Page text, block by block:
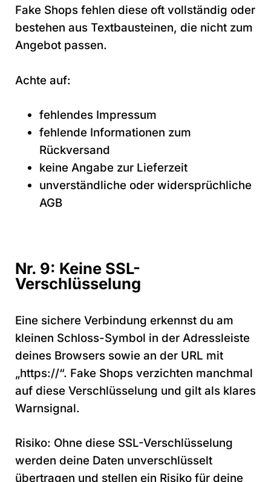
Fake Shops fehlen diese oft vollständig oder
bestehen aus Textbausteinen, die nicht zum
Angebot passen.
Achte auf:
fehlendes Impressum
fehlende Informationen zum
Rückversand
keine Angabe zur Lieferzeit
unverständliche oder widersprüchliche
AGB
Nr. 9: Keine SSL-
Verschlüsselung
Eine sichere Verbindung erkennst du am
kleinen Schloss-Symbol in der Adressleiste
deines Browsers sowie an der URL mit
„https://“. Fake Shops verzichten manchmal
auf diese Verschlüsselung und gilt als klares
Warnsignal.
Risiko: Ohne diese SSL-Verschlüsselung
werden deine Daten unverschlüsselt
übertragen und stellen ein Risiko für deine